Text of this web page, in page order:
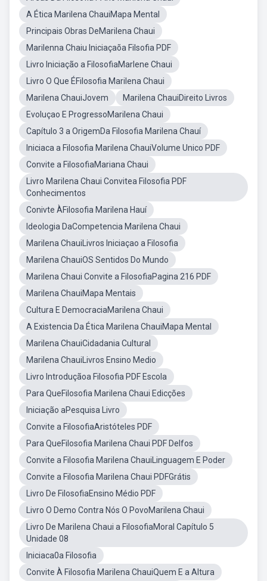
A Ética Marilena ChauiMapa Mental
Principais Obras DeMarilena Chaui
Marilenna Chaiu Iniciaçaõa Filsofia PDF
Livro Iniciação a FilosofiaMarlene Chaui
Livro O Que ÉFilosofia Marilena Chaui
Marilena ChauiJovem
Marilena ChauiDireito Livros
Evoluçao E ProgressoMarilena Chaui
Capítulo 3 a OrigemDa Filosofia Marilena Chauí
Iniciaca a Filosofia Marilena ChauiVolume Unico PDF
Convite a FilosofiaMariana Chaui
Livro Marilena Chaui Convitea Filosofia PDF
Conhecimentos
Conivte ÀFilosofia Marilena Hauí
Ideologia DaCompetencia Marilena Chaui
Marilena ChauiLivros Iniciaçao a Filosofia
Marilena ChauiOS Sentidos Do Mundo
Marilena Chaui Convite a FilosofiaPagina 216 PDF
Marilena ChauiMapa Mentais
Cultura E DemocraciaMarilena Chaui
A Existencia Da Ética Marilena ChauiMapa Mental
Marilena ChauiCidadania Cultural
Marilena ChauiLivros Ensino Medio
Livro Introduçãoa Filosofia PDF Escola
Para QueFilosofia Marilena Chaui Edicções
Iniciação aPesquisa Livro
Convite a FilosofiaAristóteles PDF
Para QueFilosofia Marilena Chaui PDF Delfos
Convite a Filosofia Marilena ChauiLinguagem E Poder
Convite a Filosofia Marilena Chaui PDFGrátis
Livro De FilosofiaEnsino Médio PDF
Livro O Demo Contra Nós O PovoMarilena Chaui
Livro De Marilena Chaui a FilosofiaMoral Capítulo 5
Unidade 08
Iniciaca0a Filosofia
Convite À Filosofia Marilena ChauiQuem E a Altura